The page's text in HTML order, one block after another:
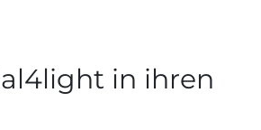
in ihren